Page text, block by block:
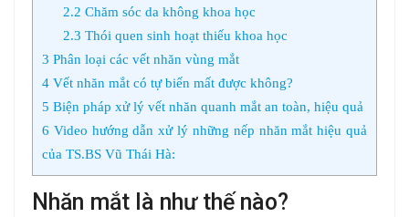
2.2 Chăm sóc da không khoa học
2.3 Thói quen sinh hoạt thiếu khoa học
3 Phân loại các vết nhăn vùng mắt
4 Vết nhăn mắt có tự biến mất được không?
5 Biện pháp xử lý vết nhăn quanh mắt an toàn, hiệu quả
6 Video hướng dẫn xử lý những nếp nhăn mắt hiệu quả
của TS.BS Vũ Thái Hà:
Nhăn mắt là như thế nào?